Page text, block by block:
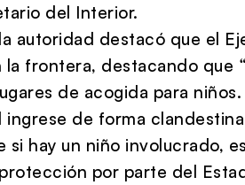
del Interior.
autoridad destacó que el
la frontera, destacando que
de acogida para
ingrese de forma
si hay un niño involucrado,
por parte del